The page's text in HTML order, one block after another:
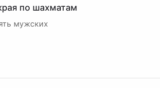
по шахматам
мужских